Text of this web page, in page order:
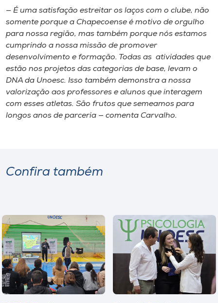
— É uma satisfação estreitar os laços com o clube, não
somente porque a Chapecoense é motivo de orgulho
para nossa região, mas também porque nós estamos
cumprindo a nossa missão de promover
desenvolvimento e formação. Todas as atividades que
estão nos projetos das categorias de base, levam o
DNA da Unoesc. Isso também demonstra a nossa
valorização aos professores e alunos que interagem
com esses atletas. São frutos que semeamos para
longos anos de parceria — comenta Carvalho.
Confira também